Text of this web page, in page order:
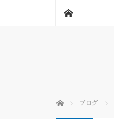
ホーム ブログ